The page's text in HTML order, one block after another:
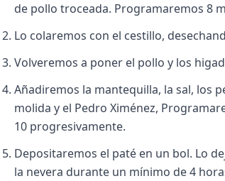
de pollo troceada. Programaremos 8
Lo colaremos con el cestillo,
Volveremos a poner el pollo y los
Añadiremos la mantequilla, la sal, los
molida y el Pedro Ximénez,
10 progresivamente.
Depositaremos el paté en un bol. Lo
la nevera durante un mínimo de 4